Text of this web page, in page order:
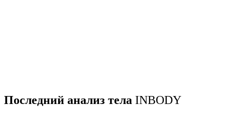
Последний анализ тела INBODY